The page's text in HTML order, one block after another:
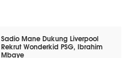
Sadio Mane Dukung Liverpool
Rekrut Wonderkid PSG, Ibrahim
Mbaye